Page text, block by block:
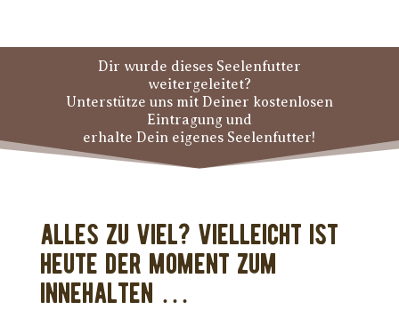
Dir wurde dieses Seelenfutter
weitergeleitet?
Unterstütze uns mit Deiner kostenlosen
Eintragung und
erhalte Dein eigenes Seelenfutter!
Alles zu viel? Vielleicht ist
heute der Moment zum
Innehalten …